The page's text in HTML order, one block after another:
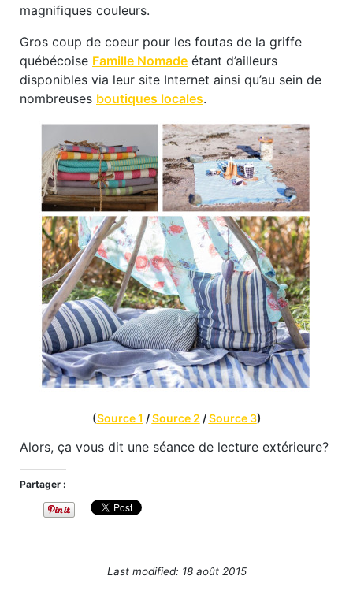
magnifiques couleurs.
Gros coup de coeur pour les foutas de la griffe
québécoise Famille Nomade étant d’ailleurs
disponibles via leur site Internet ainsi qu’au sein de
nombreuses boutiques locales.
(Source 1 /Source 2 /Source 3)
Alors, ça vous dit une séance de lecture extérieure?
Partager :
Last modified: 18 août 2015